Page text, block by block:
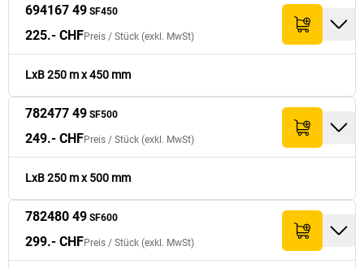
694167 49 SF450
225.- CHFPreis / Stück (exkl. MwSt)
LxB 250 m x 450 mm
782477 49 SF500
249.- CHFPreis / Stück (exkl. MwSt)
LxB 250 m x 500 mm
782480 49 SF600
299.- CHFPreis / Stück (exkl. MwSt)